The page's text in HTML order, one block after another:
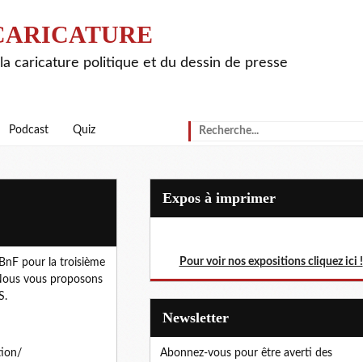
caricature politique et du dessin de presse
Podcast Quiz
pour la troisième
vous proposons
Expos à imprimer
Pour voir nos expositions cliquez ici !
Newsletter
Abonnez-vous pour être averti des